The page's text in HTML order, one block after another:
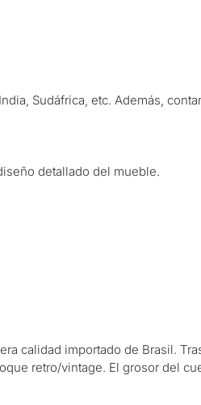
Sudáfrica, etc. Además,
detallado del mueble.
calidad importado de Brasil.
retro/vintage. El grosor del